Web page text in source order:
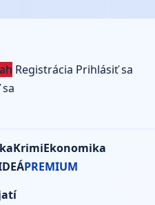
Registrácia Prihlásiť sa
KrimiEkonomika
PREMIUM